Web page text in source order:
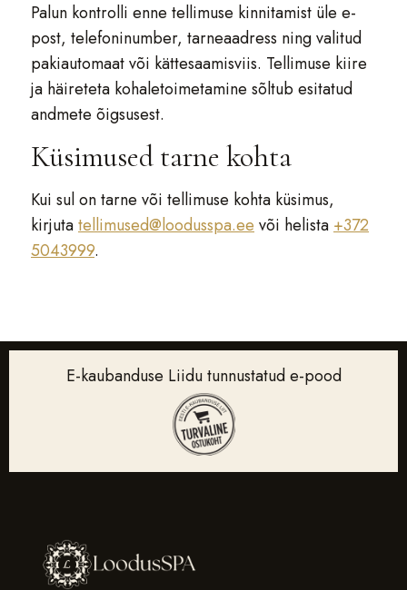
Palun kontrolli enne tellimuse kinnitamist üle e-
post, telefoninumber, tarneaadress ning valitud
pakiautomaat või kättesaamisviis. Tellimuse kiire
ja häireteta kohaletoimetamine sõltub esitatud
andmete õigsusest.
Küsimused tarne kohta
Kui sul on tarne või tellimuse kohta küsimus,
kirjutatellimused@loodusspa.ee või helista +372
5043999.
E-kaubanduse Liidu tunnustatud e-pood